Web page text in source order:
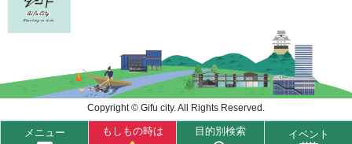
メニュー もしもの時は 目的別検索 イベント
Copyright © Gifu city. All Rights Reserved.